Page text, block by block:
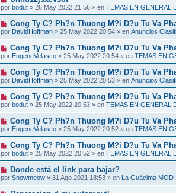
e
s
a
e
o
m
e
n
s
a
e
u
e
o
m
e
n
s
a
e
por bodut » 26 May 2022 21:56 » en TEMAS EN GENERAL
N
u
e
o
m
e
n
s
a
e
Cong Ty C? Ph?n Thuong M?i D?u Tu Va
por DavidHoffman » 25 May 2022 20:54 » en Anuncios
N
u
e
o
m
e
n
s
a
e
Cong Ty C? Ph?n Thuong M?i D?u Tu Va
por EugeneVelasco » 25 May 2022 20:54 » en TEMAS EN
N
u
e
o
m
e
n
s
a
e
Cong Ty C? Ph?n Thuong M?i D?u Tu Va
por DavidHoffman » 25 May 2022 20:53 » en Anuncios
N
u
e
o
m
e
n
s
a
e
Cong Ty C? Ph?n Thuong M?i D?u Tu Va
por bodut » 25 May 2022 20:53 » en TEMAS EN GENERAL
N
u
e
o
m
e
s
a
Cong Ty C? Ph?n Thuong M?i D?u Tu Va
por EugeneVelasco » 25 May 2022 20:52 » en TEMAS EN
N
u
e
v
o
m
e
Cong Ty C? Ph?n Thuong M?i D?u Tu Va
por bodut » 25 May 2022 20:52 » en TEMAS EN GENERAL
N
u
e
v
Donde está el link para bajar?
por Snowmeow » 31 Ago 2021 18:53 » en La Guácima MOD